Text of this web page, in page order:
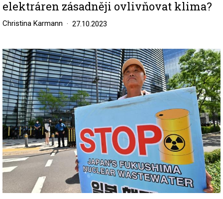
elektráren zásadněji ovlivňovat klima?
Christina Karmann 27.10.2023
Image